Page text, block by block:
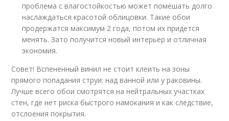
проблема с влагостойкостью может помешать долго
наслаждаться красотой облицовки. Такие обои
продержатся максимум 2 года, потом их придется
менять. Зато получится новый интерьер и отличная
экономия.
Совет! Вспененный винил не стоит клеить на зоны
прямого попадания струи: над ванной или у раковины.
Лучше всего обои смотрятся на нейтральных участках
стен, где нет риска быстрого намокания и как следствие,
отслоения покрытия.